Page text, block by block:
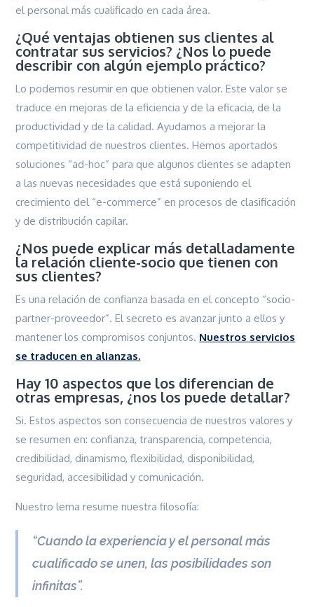
el personal más cualificado en cada área.
¿Qué ventajas obtienen sus clientes al
contratar sus servicios? ¿Nos lo puede
describir con algún ejemplo práctico?
Lo podemos resumir en que obtienen valor. Este valor se
traduce en mejoras de la eficiencia y de la eficacia, de la
productividad y de la calidad. Ayudamos a mejorar la
competitividad de nuestros clientes. Hemos aportados
soluciones “ad-hoc” para que algunos clientes se adapten
a las nuevas necesidades que está suponiendo el
crecimiento del “e-commerce” en procesos de clasificación
y de distribución capilar.
¿Nos puede explicar más detalladamente
la relación cliente-socio que tienen con
sus clientes?
Es una relación de confianza basada en el concepto “socio-
partner-proveedor”. El secreto es avanzar junto a ellos y
mantener los compromisos conjuntos. Nuestros servicios
se traducen en alianzas.
Hay 10 aspectos que los diferencian de
otras empresas, ¿nos los puede detallar?
Si. Estos aspectos son consecuencia de nuestros valores y
se resumen en: confianza, transparencia, competencia,
credibilidad, dinamismo, flexibilidad, disponibilidad,
seguridad, accesibilidad y comunicación.
Nuestro lema resume nuestra filosofía:
“Cuando la experiencia y el personal más
cualificado se unen, las posibilidades son
infinitas”.